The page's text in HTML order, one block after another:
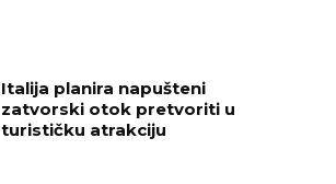
Italija planira napušteni
zatvorski otok pretvoriti u
turističku atrakciju